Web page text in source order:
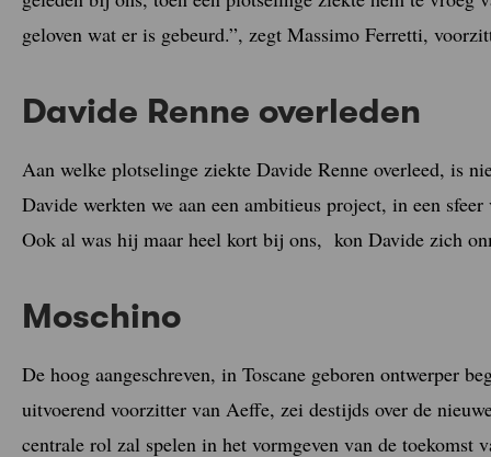
geloven wat er is gebeurd.”, zegt Massimo Ferretti,
Davide Renne overleden
Aan welke plotselinge ziekte Davide Renne overleed, is
Davide werkten we aan een ambitieus project, in een
Ook al was hij maar heel kort bij ons, kon Davide zich
Moschino
De hoog aangeschreven, in Toscane geboren ontwerper
uitvoerend voorzitter van Aeffe, zei destijds over de
centrale rol zal spelen in het vormgeven van de toekomst